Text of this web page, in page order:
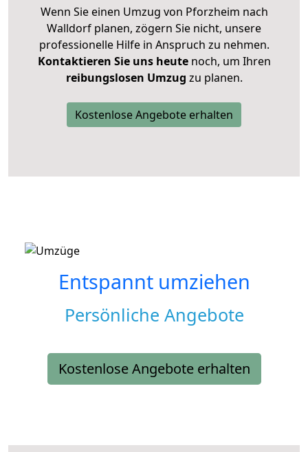
Wenn Sie einen Umzug von Pforzheim nach
Walldorf planen, zögern Sie nicht, unsere
professionelle Hilfe in Anspruch zu nehmen.
Kontaktieren Sie uns heutenoch, um Ihren
reibungslosen Umzug zu planen.
Kostenlose Angebote erhalten
Entspannt umziehen
Persönliche Angebote
Kostenlose Angebote erhalten